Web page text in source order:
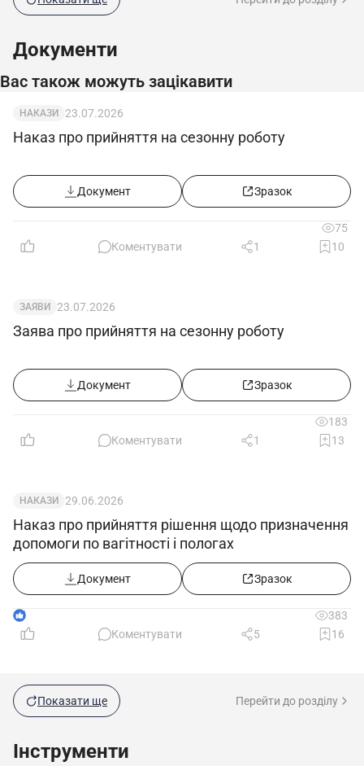
Документи
Вас також можуть зацікавити
НАКАЗИ 23.07.2026
Наказ про прийняття на сезонну роботу
Документ Зразок
75
Коментувати
1 10
ЗАЯВИ 23.07.2026
Заява про прийняття на сезонну роботу
Документ Зразок
183
Коментувати
1 13
НАКАЗИ 29.06.2026
Наказ про прийняття рішення щодо призначення
допомоги по вагітності і пологах
Документ Зразок
1
383
Коментувати
5 16
Показати ще Перейти до розділу
Інструменти